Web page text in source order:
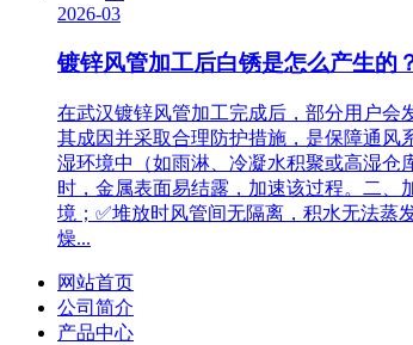
2026-03
镀锌风管加工后白锈是怎么产生的
在武汉镀锌风管加工完成后，部分用户会
其成因并采取合理防护措施，是保障通风
湿环境中（如雨淋、冷凝水积聚或高湿仓
时，金属表面易结露，加速该过程。二、
境；✅堆放时风管间无隔离，积水无法蒸
燥...
网站首页
公司简介
产品中心